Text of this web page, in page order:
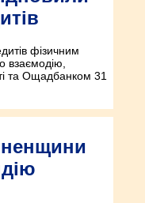
фізичним
взаємодію,
та Ощадбанком 31